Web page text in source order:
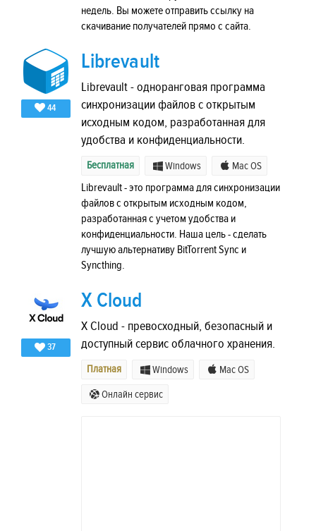
недель. Вы можете отправить ссылку на
скачивание получателей прямо с сайта.
44
Librevault
Librevault - одноранговая программа
синхронизации файлов с открытым
исходным кодом, разработанная для
удобства и конфиденциальности.
Бесплатная Windows Mac OS
Librevault - это программа для синхронизации
файлов с открытым исходным кодом,
разработанная с учетом удобства и
конфиденциальности. Наша цель - сделать
лучшую альтернативу BitTorrent Sync и
Syncthing.
37
X Cloud
X Cloud - превосходный, безопасный и
доступный сервис облачного хранения.
Платная Windows Mac OS
Онлайн сервис